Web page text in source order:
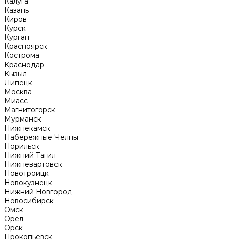
Казань
Киров
Курск
Курган
Красноярск
Кострома
Краснодар
Кызыл
Липецк
Москва
Миасс
Магнитогорск
Мурманск
Нижнекамск
Набережные Челны
Норильск
Нижний Тагил
Нижневартовск
Новотроицк
Новокузнецк
Нижний Новгород
Новосибирск
Омск
Орёл
Орск
Прокопьевск